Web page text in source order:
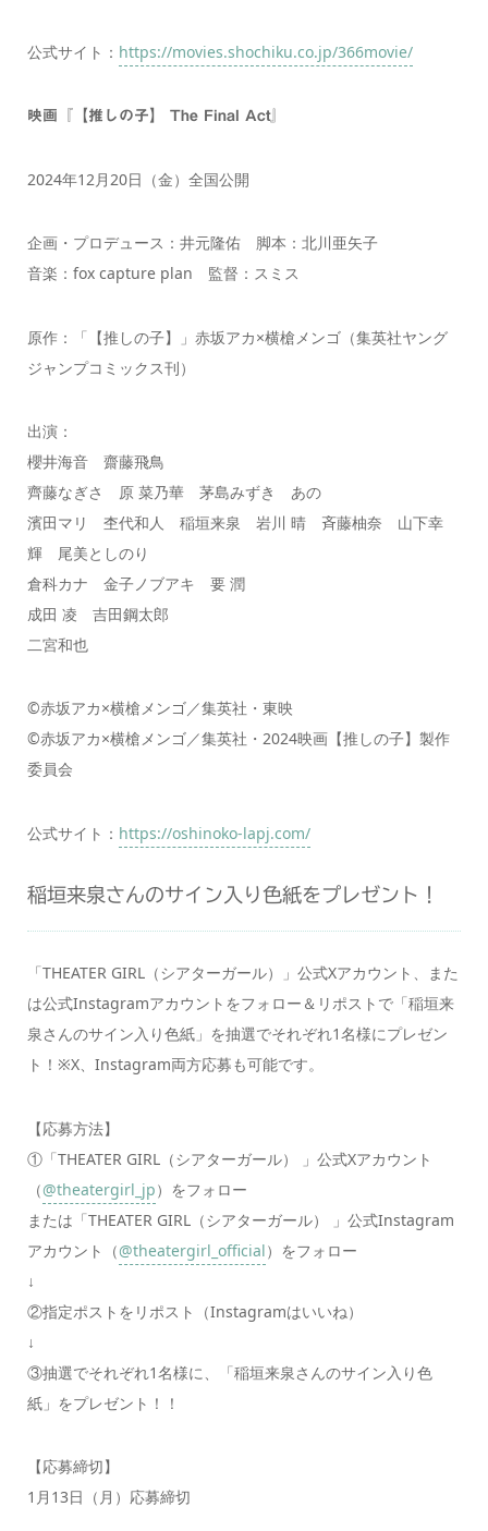
公式サイト： https://movies.shochiku.co.jp/366movie/
映画『【推しの子】 The Final Act』
2024年12月20日（金）全国公開
企画・プロデュース：井元隆佑 脚本：北川亜矢子
音楽：fox capture plan 監督：スミス
原作：「【推しの子】」赤坂アカ×横槍メンゴ（集英社ヤング
ジャンプコミックス刊）
出演：
櫻井海音 齋藤飛鳥
齊藤なぎさ 原 菜乃華 茅島みずき あの
濱田マリ 杢代和人 稲垣来泉 岩川 晴 斉藤柚奈 山下幸
輝 尾美としのり
倉科カナ 金子ノブアキ 要 潤
成田 凌 吉田鋼太郎
二宮和也
©赤坂アカ×横槍メンゴ／集英社・東映
©赤坂アカ×横槍メンゴ／集英社・2024映画【推しの子】製作
委員会
公式サイト： https://oshinoko-lapj.com/
稲垣来泉さんのサイン入り色紙をプレゼント！
「THEATER GIRL（シアターガール）」公式Xアカウント、また
は公式Instagramアカウントをフォロー＆リポストで「稲垣来
泉さんのサイン入り色紙」を抽選でそれぞれ1名様にプレゼン
ト！※X、Instagram両方応募も可能です。
【応募方法】
①「THEATER GIRL（シアターガール） 」公式Xアカウント
（@theatergirl_jp）をフォロー
または「THEATER GIRL（シアターガール） 」公式Instagram
アカウント（@theatergirl_official）をフォロー
↓
②指定ポストをリポスト（Instagramはいいね）
↓
③抽選でそれぞれ1名様に、「稲垣来泉さんのサイン入り色
紙」をプレゼント！！
【応募締切】
1月13日（月）応募締切